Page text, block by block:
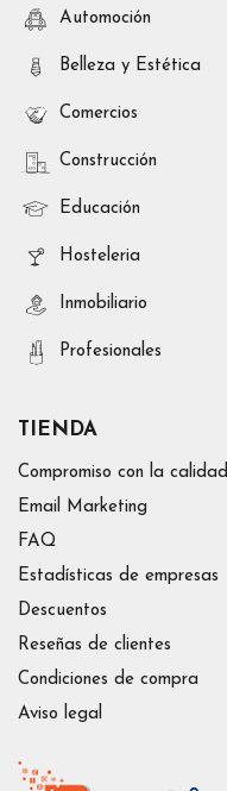
Automoción
Belleza y Estética
Comercios
Construcción
Educación
Hosteleria
Inmobiliario
Profesionales
TIENDA
Compromiso con la calidad
Email Marketing
FAQ
Estadísticas de empresas
Descuentos
Reseñas de clientes
Condiciones de compra
Aviso legal